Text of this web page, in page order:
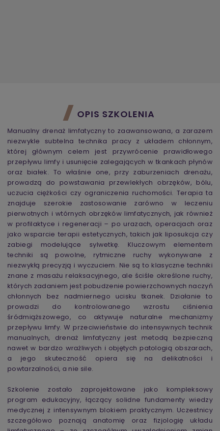
OPIS SZKOLENIA
Manualny drenaż limfatyczny to zaawansowana, a zarazem
niezwykle subtelna technika pracy z układem chłonnym,
której głównym celem jest przywrócenie prawidłowego
przepływu limfy i usunięcie zalegających w tkankach płynów
oraz białek. To właśnie one, przy zaburzeniach drenażu,
prowadzą do powstawania przewlekłych obrzęków, bólu,
uczucia ciężkości czy ograniczenia ruchomości. Terapia ta
znajduje szerokie zastosowanie zarówno w leczeniu
pierwotnych i wtórnych obrzęków limfatycznych, jak również
w profilaktyce i regeneracji – po urazach, operacjach oraz
jako wsparcie terapii estetycznych, takich jak liposukcja czy
zabiegi modelujące sylwetkę. Kluczowym elementem
techniki są powolne, rytmiczne ruchy wykonywane z
niezwykłą precyzją i wyczuciem. Nie są to klasyczne techniki
znane z masażu relaksacyjnego, ale ściśle określone ruchy,
których zadaniem jest pobudzenie powierzchownych naczyń
chłonnych bez nadmiernego ucisku tkanek. Działanie to
prowadzi do kontrolowanego wzrostu ciśnienia
śródmiąższowego, co aktywuje naturalne mechanizmy
przepływu limfy. W przeciwieństwie do intensywnych technik
manualnych, drenaż limfatyczny jest metodą bezpieczną
nawet w bardzo wrażliwych i objętych patologią obszarach,
a jego skuteczność opiera się na delikatności i
powtarzalności, a nie sile.
Szkolenie zostało zaprojektowane jako kompleksowy
program edukacyjny, łączący solidne fundamenty wiedzy
medycznej z intensywnym blokiem praktycznym. Uczestnicy
szczegółowo poznają anatomię oraz fizjologię układu